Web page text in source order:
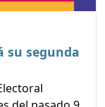
su segunda